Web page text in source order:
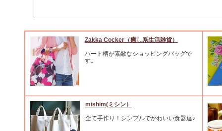
Zakka Cocker（癒し系生活雑貨）
ハート柄が素敵なショッピングバッグで
す。
mishim(ミシン）
全て手作り！シンプルでかわいい食器達♪